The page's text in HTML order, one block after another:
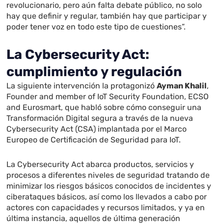
revolucionario, pero aún falta debate público, no solo
hay que definir y regular, también hay que participar y
poder tener voz en todo este tipo de cuestiones”.
La Cybersecurity Act:
cumplimiento y regulación
La siguiente intervención la protagonizóAyman Khalil,
Founder and member of IoT Security Foundation, ECSO
and Eurosmart, que habló sobre cómo conseguir una
Transformación Digital segura a través de la nueva
Cybersecurity Act (CSA) implantada por el Marco
Europeo de Certificación de Seguridad para IoT.
La Cybersecurity Act abarca productos, servicios y
procesos a diferentes niveles de seguridad tratando de
minimizar los riesgos básicos conocidos de incidentes y
ciberataques básicos, así como los llevados a cabo por
actores con capacidades y recursos limitados, y ya en
última instancia, aquellos de última generación